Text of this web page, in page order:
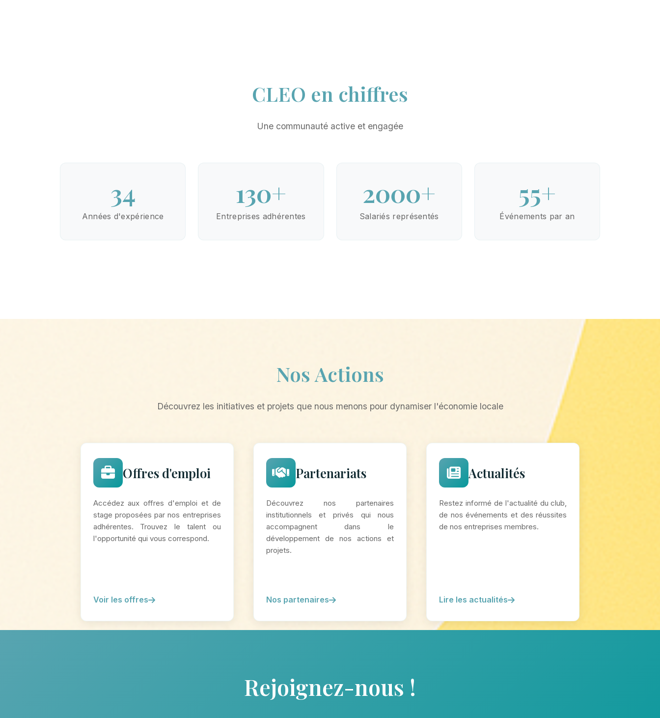
CLEO en chiffres
Une communauté active et engagée
34
Années d'expérience
130+
Entreprises adhérentes
2000+
Salariés représentés
55+
Événements par an
Nos Actions
Découvrez les initiatives et projets que nous menons pour dynamiser l'économie locale
Offres d'emploi
Accédez aux offres d'emploi et de
stage proposées par nos entreprises
adhérentes. Trouvez le talent ou
l'opportunité qui vous correspond.
Voir les offres
Partenariats
Découvrez nos partenaires
institutionnels et privés qui nous
accompagnent dans le
développement de nos actions et
projets.
Nos partenaires
Actualités
Restez informé de l'actualité du club,
de nos événements et des réussites
de nos entreprises membres.
Lire les actualités
Rejoignez-nous !